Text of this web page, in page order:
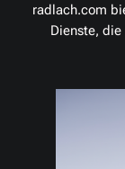
radlach.com
Dienste,